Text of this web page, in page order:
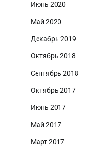
Июнь 2020
Май 2020
Декабрь 2019
Октябрь 2018
Сентябрь 2018
Октябрь 2017
Июнь 2017
Май 2017
Март 2017